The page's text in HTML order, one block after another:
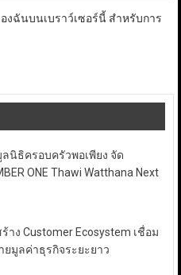
งฉันบนเบราว์เซอร์นี้ สำหรับการ
นิธิครอบครัวพอเพียง จัด
ONE Thawi Watthana Next
ร้าง Customer Ecosystem เชื่อม
มูลค่าธุรกิจระยะยาว